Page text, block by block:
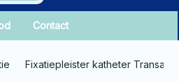
Contact
Fixatiepleister katheter Transafix